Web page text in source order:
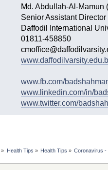
Md. Abdullah-Al-Mamun
Senior Assistant Director
Daffodil International
01811-458850
www.fb.com/
www.linkedin.com/in/
www.twitter.com/
» Health Tips » Health Tips » Coronavirus -